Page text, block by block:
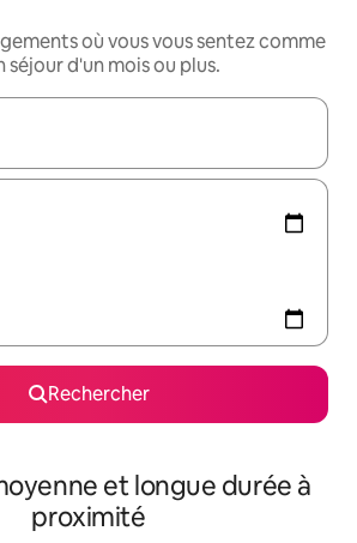
où vous vous sentez comme
séjour d'un mois ou plus.
s'affichent, utilisez les flèches vers le
Rechercher
et longue durée à
proximité